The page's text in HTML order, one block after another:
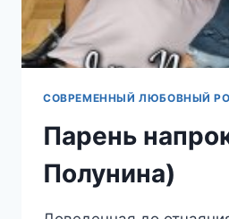
СОВРЕМЕННЫЙ ЛЮБОВНЫЙ
Парень
Полунина)